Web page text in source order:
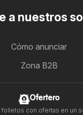
a nuestros
Cómo anunciar
Zona B2B
Ofertero
con ofertas en un